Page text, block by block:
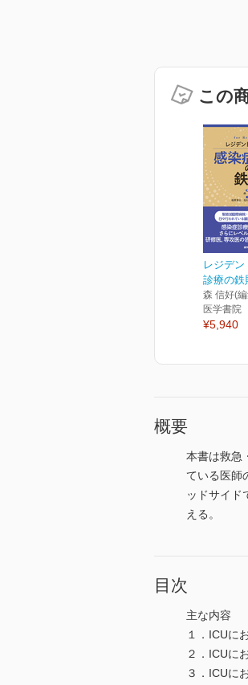
この
レジデ
診療の鉄
森 信好(
医学書院
¥5,940
概要
本書は救急
ている医師
ッドサイド
える。
目次
主な内容
１．ICUに
２．ICUに
３．ICUに